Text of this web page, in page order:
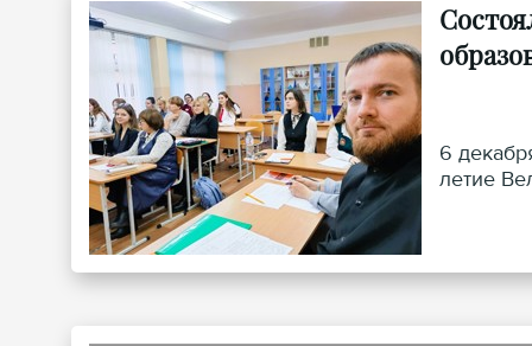
6
летие